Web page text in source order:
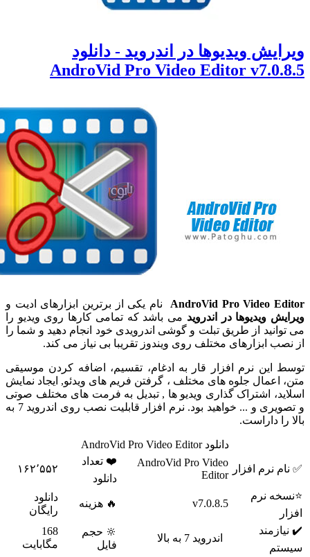
ویدیوها در اندروید - دانلود
AndroVid Pro Video Editor
AndroVid Pro Videoنام یکی از برترین ابزارهای ادیت و
ویدیوها در اندرویدمی باشد که تمامی کارها روی ویدیو را
از طریق تبلت و گوشی اندرویدی خود انجام دهید و شما را
ابزارهای مختلف روی ویندوز تقریبا بی نیاز می کند.
این نرم افزار قار به ادغام، تقسیم، اضافه کردن موسیقی
اعمال جلوه های مختلف ، گرفتن فریم های ویدئو, ایجاد نمایش
اشتراک گذاری ویدیو ها , تبدیل به فرمت های مختلف صوتی
و تصویری و ... خواهید بود. نرم افزار قابلیت نصب روی اندروید 7 به
داراست.
دانلود AndroVid Pro Video Editor
نرم افزار
AndroVid Pro Video
Editor
❤️ تعداد
۱۶۲٬۵۵۲
نرم
v7.0.8.5 🔥 هزینه
رایگان
اندروید 7 به بالا
🔆 حجم
مگابایت